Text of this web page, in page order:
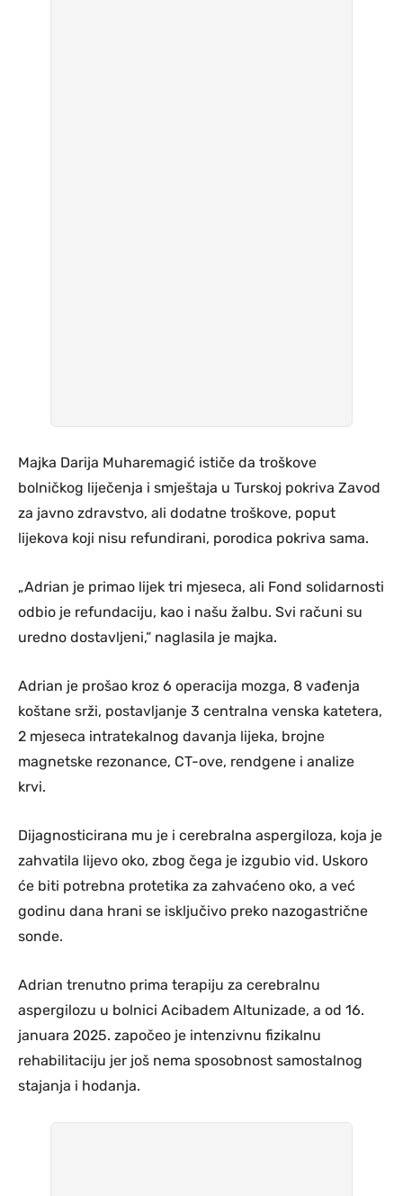
Majka Darija Muharemagić ističe da troškove
bolničkog liječenja i smještaja u Turskoj pokriva Zavod
za javno zdravstvo, ali dodatne troškove, poput
lijekova koji nisu refundirani, porodica pokriva sama.
„Adrian je primao lijek tri mjeseca, ali Fond solidarnosti
odbio je refundaciju, kao i našu žalbu. Svi računi su
uredno dostavljeni,“ naglasila je majka.
Adrian je prošao kroz 6 operacija mozga, 8 vađenja
koštane srži, postavljanje 3 centralna venska katetera,
2 mjeseca intratekalnog davanja lijeka, brojne
magnetske rezonance, CT-ove, rendgene i analize
krvi.
Dijagnosticirana mu je i cerebralna aspergiloza, koja je
zahvatila lijevo oko, zbog čega je izgubio vid. Uskoro
će biti potrebna protetika za zahvaćeno oko, a već
godinu dana hrani se isključivo preko nazogastrične
sonde.
Adrian trenutno prima terapiju za cerebralnu
aspergilozu u bolnici Acibadem Altunizade, a od 16.
januara 2025. započeo je intenzivnu fizikalnu
rehabilitaciju jer još nema sposobnost samostalnog
stajanja i hodanja.